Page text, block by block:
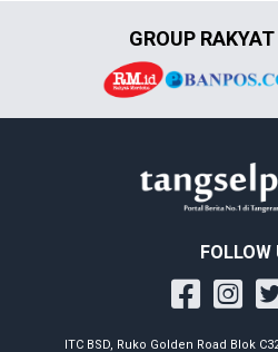
GROUP
FOLLOW
ITC BSD, Ruko Golden Road Blok